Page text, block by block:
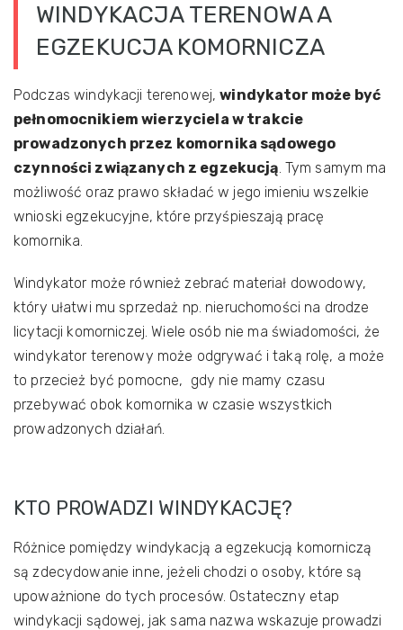
WINDYKACJA TERENOWA A
EGZEKUCJA KOMORNICZA
Podczas windykacji terenowej,windykator może być
pełnomocnikiem wierzyciela w trakcie
prowadzonych przez komornika sądowego
czynności związanych z egzekucją. Tym samym ma
możliwość oraz prawo składać w jego imieniu wszelkie
wnioski egzekucyjne, które przyśpieszają pracę
komornika.
Windykator może również zebrać materiał dowodowy,
który ułatwi mu sprzedaż np. nieruchomości na drodze
licytacji komorniczej. Wiele osób nie ma świadomości, że
windykator terenowy może odgrywać i taką rolę, a może
to przecież być pomocne, gdy nie mamy czasu
przebywać obok komornika w czasie wszystkich
prowadzonych działań.
KTO PROWADZI WINDYKACJĘ?
Różnice pomiędzy windykacją a egzekucją komorniczą
są zdecydowanie inne, jeżeli chodzi o osoby, które są
upoważnione do tych procesów. Ostateczny etap
windykacji sądowej, jak sama nazwa wskazuje prowadzi